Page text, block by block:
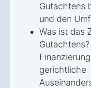
Gutachtens
und den
Was ist das
gerichtliche